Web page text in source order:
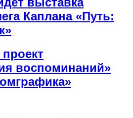
Каплана «Путь:
воспоминаний»